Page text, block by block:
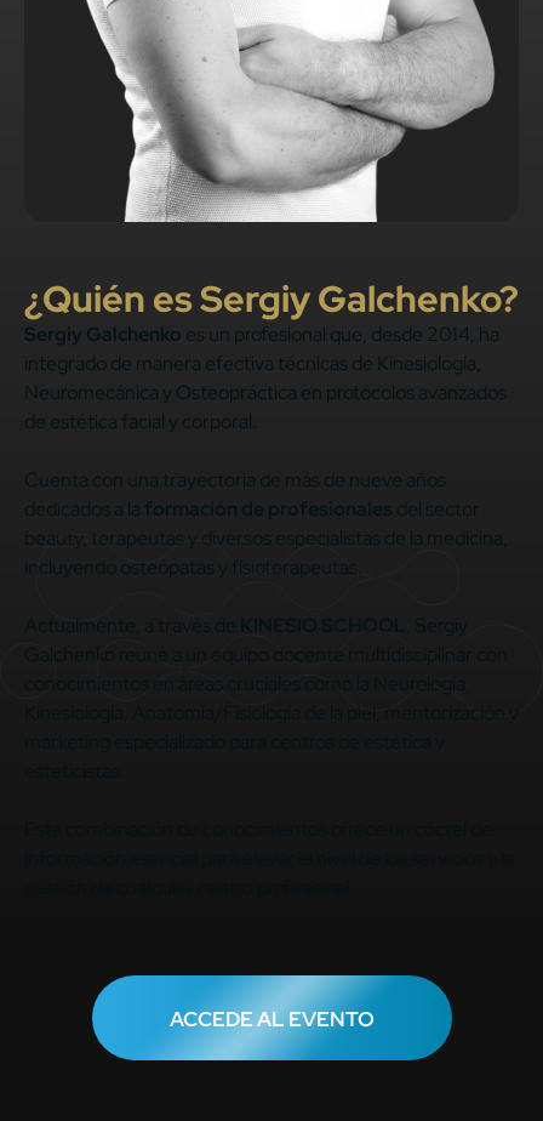
¿Quién es Sergiy Galchenko?
Sergiy Galchenko es un profesional que, desde 2014, ha
integrado de manera efectiva técnicas de Kinesiología,
Neuromecánica y Osteopráctica en protocolos avanzados
de estética facial y corporal.
Cuenta con una trayectoria de más de nueve años
dedicados a la formación de profesionales del sector
beauty, terapeutas y diversos especialistas de la medicina,
incluyendo osteópatas y fisioterapeutas.
Actualmente, a través de KINESIO SCHOOL , Sergiy
Galchenko reúne a un equipo docente multidisciplinar con
conocimientos en áreas cruciales como la Neurología,
Kinesiología, Anatomía/Fisiología de la piel, mentorización y
ACCEDE AL EVENTO